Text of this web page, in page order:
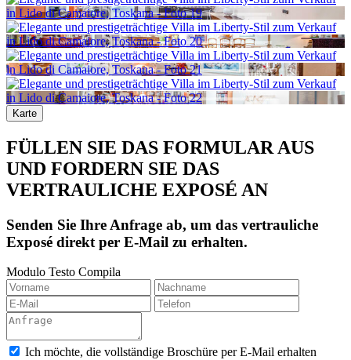
Karte
FÜLLEN SIE DAS FORMULAR AUS
UND FORDERN SIE DAS
VERTRAULICHE EXPOSÉ AN
Senden Sie Ihre Anfrage ab, um das vertrauliche
Exposé direkt per E-Mail zu erhalten.
Modulo Testo Compila
Ich möchte, die vollständige Broschüre per E-Mail erhalten